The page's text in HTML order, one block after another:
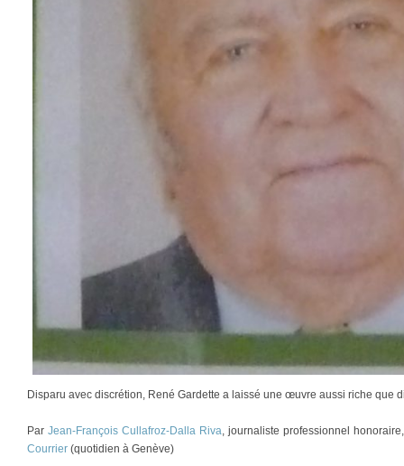
Disparu avec discrétion, René Gardette a laissé une œuvre aussi riche que
Par Jean-François Cullafroz-Dalla Riva, journaliste professionnel
Courrier (quotidien à Genève)